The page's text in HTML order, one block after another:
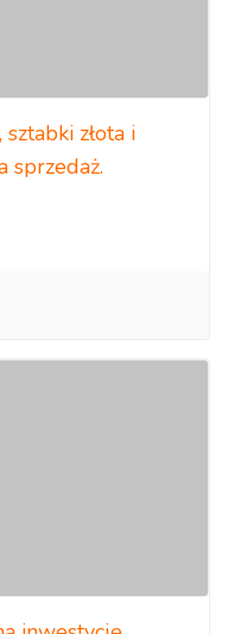
sztabki złota i
sprzedaż.